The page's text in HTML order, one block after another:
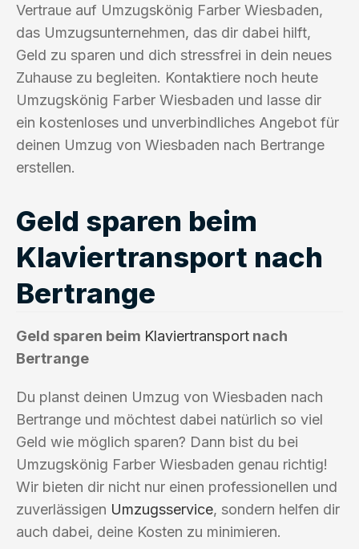
Vertraue auf Umzugskönig Farber Wiesbaden,
das Umzugsunternehmen, das dir dabei hilft,
Geld zu sparen und dich stressfrei in dein neues
Zuhause zu begleiten. Kontaktiere noch heute
Umzugskönig Farber Wiesbaden und lasse dir
ein kostenloses und unverbindliches Angebot für
deinen Umzug von Wiesbaden nach Bertrange
erstellen.
Geld sparen beim
Klaviertransport nach
Bertrange
Geld sparen beim Klaviertransport nach
Bertrange
Du planst deinen Umzug von Wiesbaden nach
Bertrange und möchtest dabei natürlich so viel
Geld wie möglich sparen? Dann bist du bei
Umzugskönig Farber Wiesbaden genau richtig!
Wir bieten dir nicht nur einen professionellen und
zuverlässigen Umzugsservice, sondern helfen dir
auch dabei, deine Kosten zu minimieren.